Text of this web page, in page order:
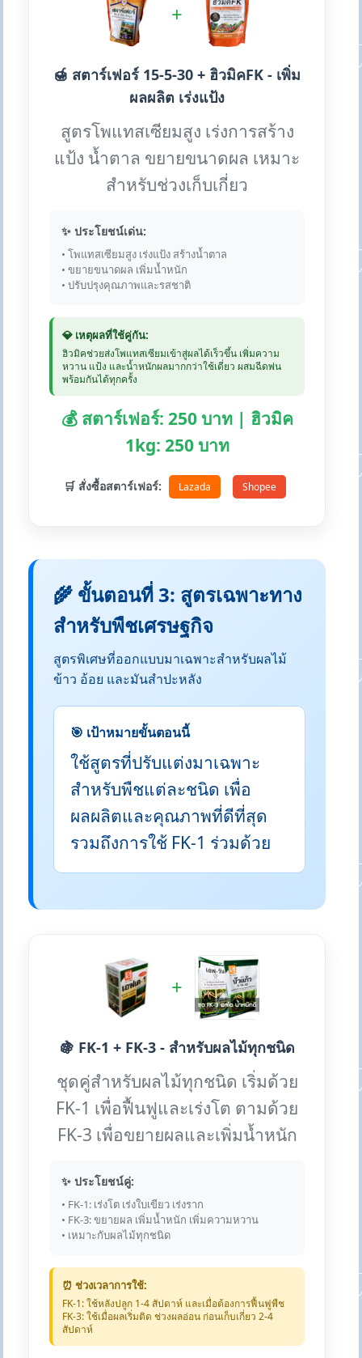
+
🍯 สตาร์เฟอร์ 15-5-30 + ฮิวมิคFK - เพิ่ม
ผลผลิต เร่งแป้ง
สูตรโพแทสเซียมสูง เร่งการสร้าง
แป้ง น้ำตาล ขยายขนาดผล เหมาะ
สำหรับช่วงเก็บเกี่ยว
✨ ประโยชน์เด่น:
• โพแทสเซียมสูง เร่งแป้ง สร้างน้ำตาล
• ขยายขนาดผล เพิ่มน้ำหนัก
• ปรับปรุงคุณภาพและรสชาติ
💎 เหตุผลที่ใช้คู่กัน:
ฮิวมิคช่วยส่งโพแทสเซียมเข้าสู่ผลได้เร็วขึ้น เพิ่มความ
หวาน แป้ง และน้ำหนักผลมากกว่าใช้เดี่ยว ผสมฉีดพ่น
พร้อมกันได้ทุกครั้ง
💰 สตาร์เฟอร์: 250 บาท | ฮิวมิค
1kg: 250 บาท
🛒 สั่งซื้อสตาร์เฟอร์: Lazada Shopee
🌾 ขั้นตอนที่ 3: สูตรเฉพาะทาง
สำหรับพืชเศรษฐกิจ
สูตรพิเศษที่ออกแบบมาเฉพาะสำหรับผลไม้
ข้าว อ้อย และมันสำปะหลัง
🎯 เป้าหมายขั้นตอนนี้
ใช้สูตรที่ปรับแต่งมาเฉพาะ
สำหรับพืชแต่ละชนิด เพื่อ
ผลผลิตและคุณภาพที่ดีที่สุด
รวมถึงการใช้ FK-1 ร่วมด้วย
+
🍇 FK-1 + FK-3 - สำหรับผลไม้ทุกชนิด
ชุดคู่สำหรับผลไม้ทุกชนิด เริ่มด้วย
FK-1 เพื่อฟื้นฟูและเร่งโต ตามด้วย
FK-3 เพื่อขยายผลและเพิ่มน้ำหนัก
✨ ประโยชน์คู่:
• FK-1: เร่งโต เร่งใบเขียว เร่งราก
• FK-3: ขยายผล เพิ่มน้ำหนัก เพิ่มความหวาน
• เหมาะกับผลไม้ทุกชนิด
⏰ ช่วงเวลาการใช้:
FK-1: ใช้หลังปลูก 1-4 สัปดาห์ และเมื่อต้องการฟื้นฟูพืช
FK-3: ใช้เมื่อผลเริ่มติด ช่วงผลอ่อน ก่อนเก็บเกี่ยว 2-4
สัปดาห์